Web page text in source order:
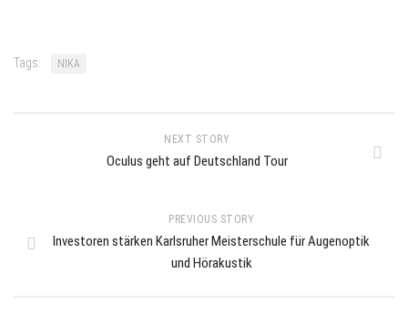
Tags: NIKA
NEXT STORY
Oculus geht auf Deutschland Tour
PREVIOUS STORY
Investoren stärken Karlsruher Meisterschule für Augenoptik
und Hörakustik